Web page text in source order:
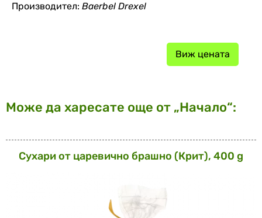
Производител: Baerbel Drexel
Виж цената
Може да харесате още от „Начало“:
Сухари от царевично брашно (Крит), 400 g